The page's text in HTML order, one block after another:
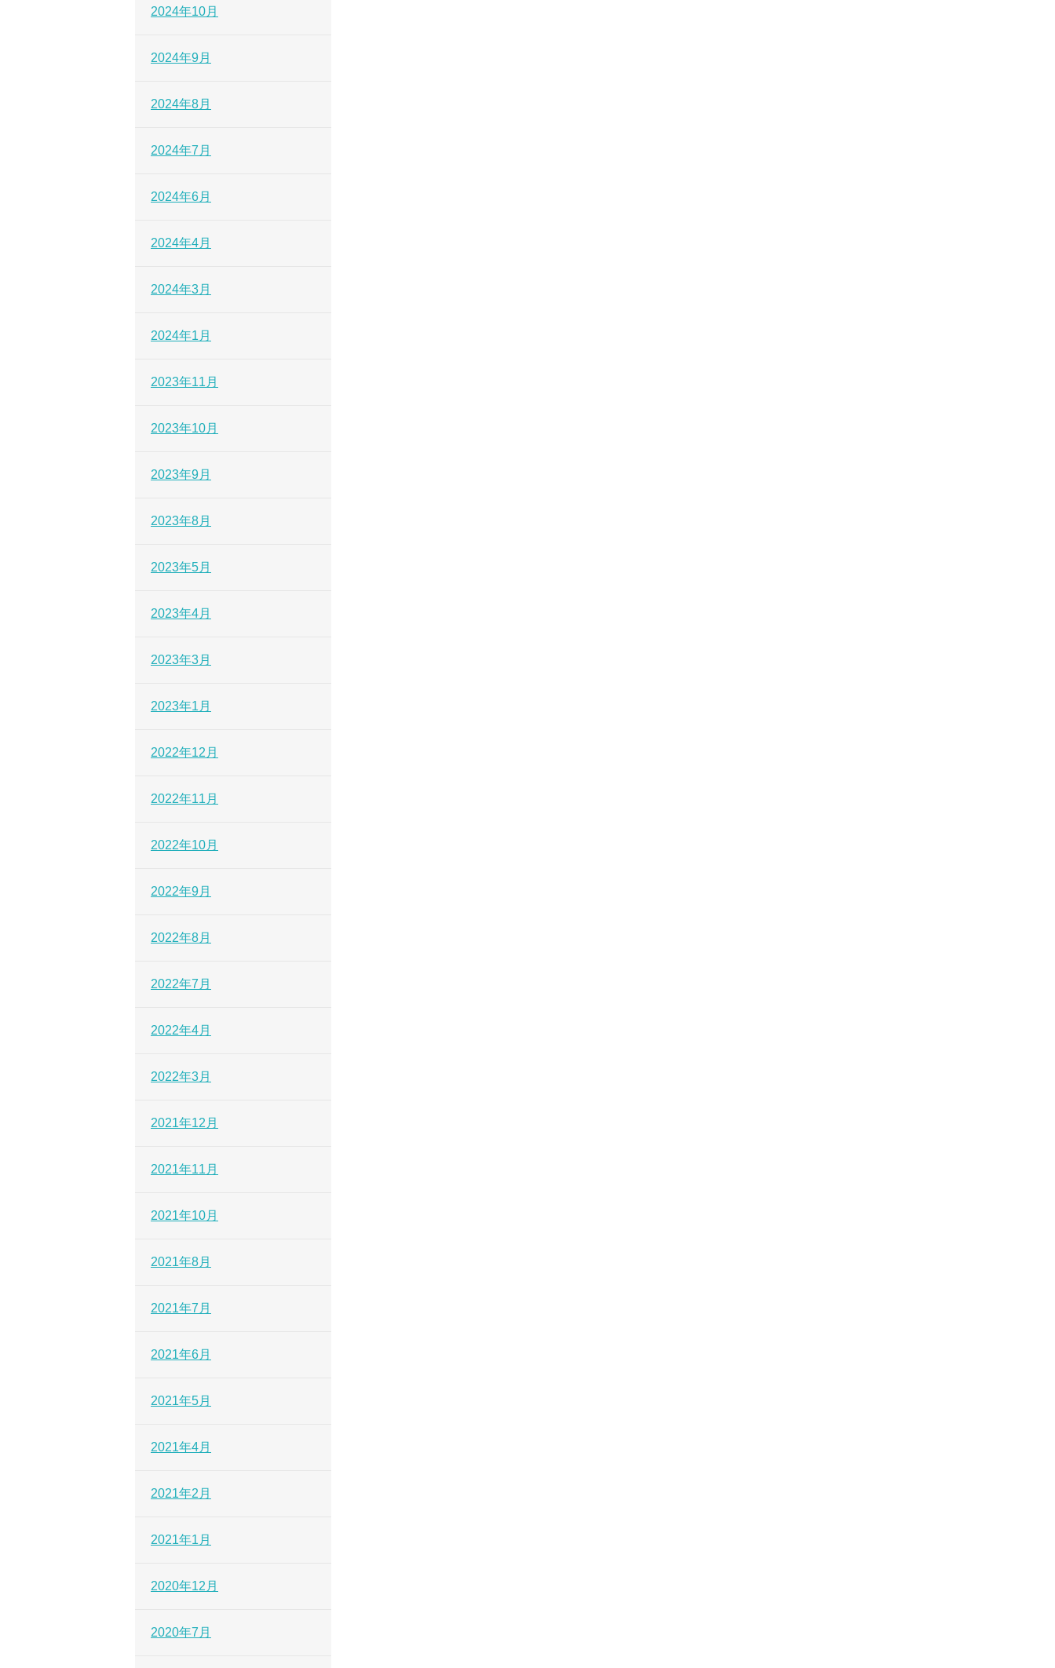
2024年10月
2024年9月
2024年8月
2024年7月
2024年6月
2024年4月
2024年3月
2024年1月
2023年11月
2023年10月
2023年9月
2023年8月
2023年5月
2023年4月
2023年3月
2023年1月
2022年12月
2022年11月
2022年10月
2022年9月
2022年8月
2022年7月
2022年4月
2022年3月
2021年12月
2021年11月
2021年10月
2021年8月
2021年7月
2021年6月
2021年5月
2021年4月
2021年2月
2021年1月
2020年12月
2020年7月